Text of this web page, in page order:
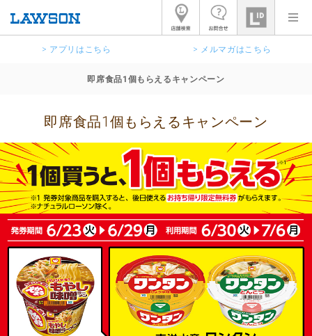
> アプリはこちら > メルマガはこちら
即席食品1個もらえるキャンペーン
即席食品1個もらえるキャンペーン